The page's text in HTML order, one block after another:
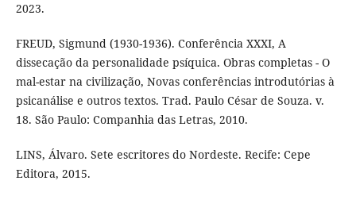
2023.
FREUD, Sigmund (1930-1936). Conferência XXXI, A
dissecação da personalidade psíquica. Obras completas - O
mal-estar na civilização, Novas conferências introdutórias à
psicanálise e outros textos. Trad. Paulo César de Souza. v.
18. São Paulo: Companhia das Letras, 2010.
LINS, Álvaro. Sete escritores do Nordeste. Recife: Cepe
Editora, 2015.